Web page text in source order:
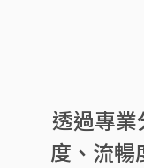
透過專
度、流暢